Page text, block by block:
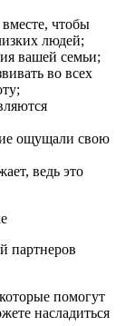
чтобы
людей;
вашей семьи;
во всех
ощущали свою
ведь это
партнеров
помогут
насладиться